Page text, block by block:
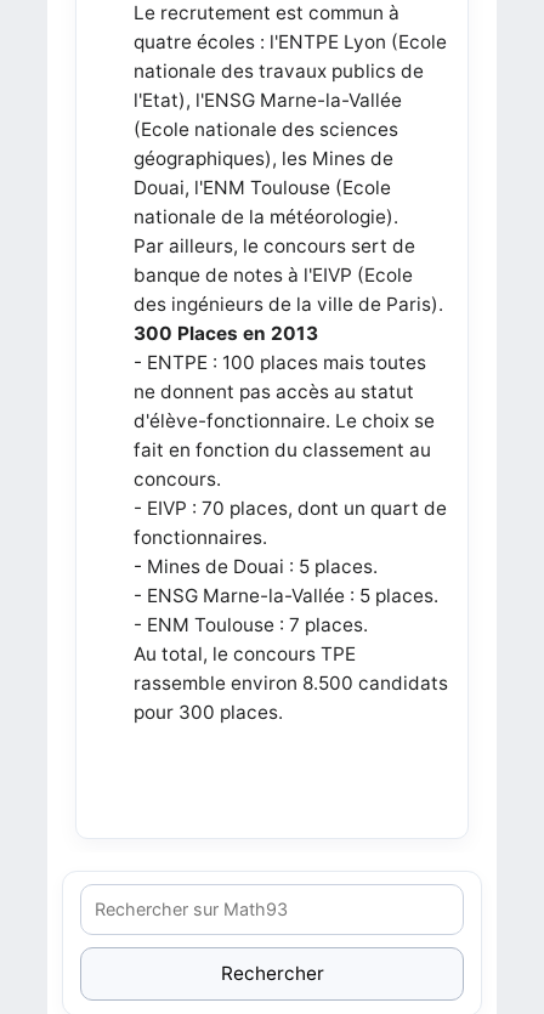
Le recrutement est commun à
quatre écoles : l'ENTPE Lyon (Ecole
nationale des travaux publics de
l'Etat), l'ENSG Marne-la-Vallée
(Ecole nationale des sciences
géographiques), les Mines de
Douai, l'ENM Toulouse (Ecole
nationale de la météorologie).
Par ailleurs, le concours sert de
banque de notes à l'EIVP (Ecole
des ingénieurs de la ville de Paris).
300 Places en 2013
- ENTPE : 100 places mais toutes
ne donnent pas accès au statut
d'élève-fonctionnaire. Le choix se
fait en fonction du classement au
concours.
- EIVP : 70 places, dont un quart de
fonctionnaires.
- Mines de Douai : 5 places.
- ENSG Marne-la-Vallée : 5 places.
- ENM Toulouse : 7 places.
Au total, le concours TPE
rassemble environ 8.500 candidats
pour 300 places.
Rechercher